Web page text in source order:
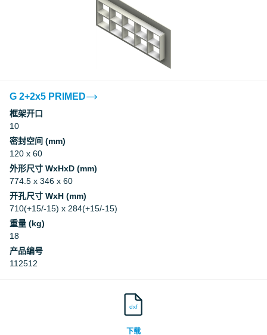
G 2+2x5 PRIMED
框架开口
10
密封空间 (mm)
120 x 60
外形尺寸 WxHxD (mm)
774.5 x 346 x 60
开孔尺寸 WxH (mm)
710(+15/-15) x 284(+15/-15)
重量 (kg)
18
产品编号
112512
dxf
下载